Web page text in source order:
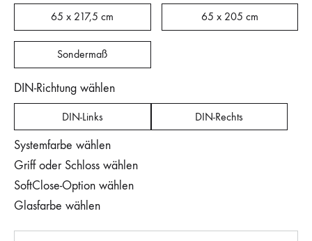
65 x 217,5 cm 65 x 205 cm
Sondermaß
DIN-Richtung wählen
DIN-Links DIN-Rechts
Systemfarbe wählen
Griff oder Schloss wählen
SoftClose-Option wählen
Glasfarbe wählen